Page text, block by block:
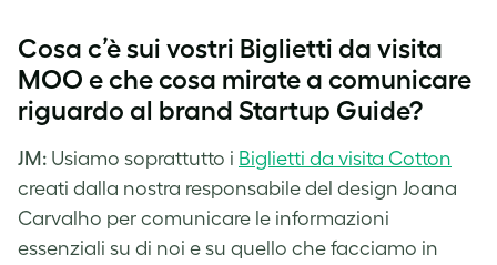
Cosa c’è sui vostri Biglietti da visita
MOO e che cosa mirate a comunicare
riguardo al brand Startup Guide?
JM: Usiamo soprattutto i Biglietti da visita Cotton
creati dalla nostra responsabile del design Joana
Carvalho per comunicare le informazioni
essenziali su di noi e su quello che facciamo in